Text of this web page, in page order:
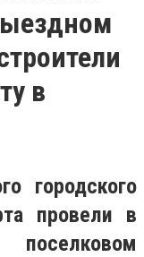
в
городского
провели в
поселковом